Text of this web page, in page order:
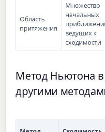
Область
притяжения
Множество
начальных
ведущих к
сходимости
Метод Ньютона в
другими